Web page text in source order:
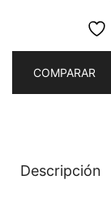
COMPARAR
Descripción